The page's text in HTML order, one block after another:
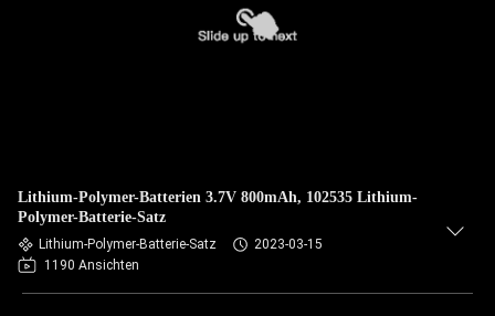
Lithium-Polymer-Batterien 3.7V 800mAh, 102535 Lithium-
Polymer-Batterie-Satz
Lithium-Polymer-Batterie-Satz
2023-03-15
1190 Ansichten